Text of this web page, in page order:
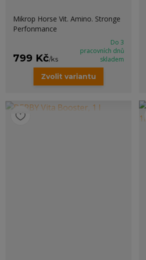
Mikrop Horse Vit. Amino. Stronge
Perfonmance
799 Kč/ks
Do 3
pracovních dnů
skladem
Zvolit variantu